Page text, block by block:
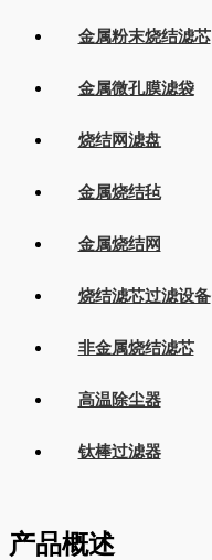
金属粉末烧结滤芯
金属微孔膜滤袋
烧结网滤盘
金属烧结毡
金属烧结网
烧结滤芯过滤设备
非金属烧结滤芯
高温除尘器
钛棒过滤器
产品概述